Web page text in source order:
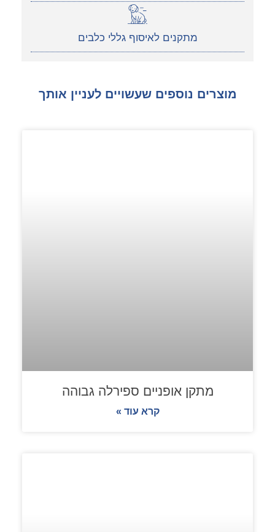
מתקנים לאיסוף גללי כלבים
מוצרים נוספים שעשויים לעניין אותך
מתקן אופניים ספירלה גבוהה
קרא עוד »